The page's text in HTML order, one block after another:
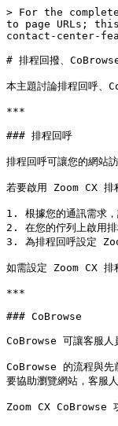
> For the
to page URLs;
contact-center-
# 排程回撥、
本主題討論排程回呼、
***
### 排程回呼
排程回呼可讓您的網站
若要啟用 Zoom CX 排
1. 根據您的通訊需求，
2. 在您的佇列上啟用排
3. 為排程回呼設定
如需設定 Zoom CX
***
### CoBrowse
CoBrowse 可讓客服人
CoBrowse 的流程與先
要協助瀏覽網站，客服
Zoom CX CoBrowse